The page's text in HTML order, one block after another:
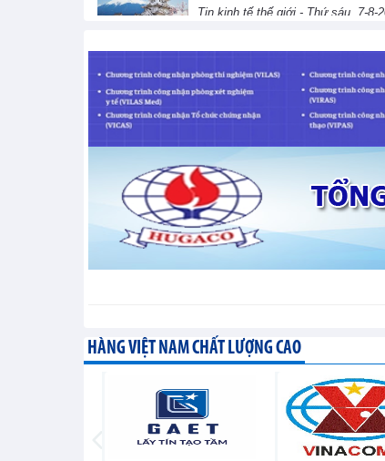
Tin kinh tế thế giới - Thứ sáu, 7-8-
trưởng toàn cầu giảm
Tin kinh tế thế giới - Thứ sáu, 7-8-
cầu tiêu thụ điện tử phục
XUẤT NHẬP KHẨU - Thứ năm, 6-8-
HÀNG VIỆT NAM CHẤT LƯỢNG CAO